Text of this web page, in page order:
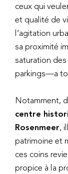
ceux qui
et qualité de
l’agitation
sa proximité
saturation
parkings—a
Notamment,
centre
Rosenmeer,
patrimoine et
ces coins
propice à la